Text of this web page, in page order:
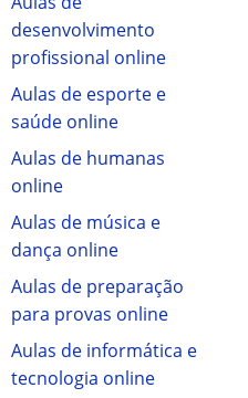
desenvolvimento
profissional online
Aulas de esporte e
saúde online
Aulas de humanas
online
Aulas de música e
dança online
Aulas de preparação
para provas online
Aulas de informática e
tecnologia online